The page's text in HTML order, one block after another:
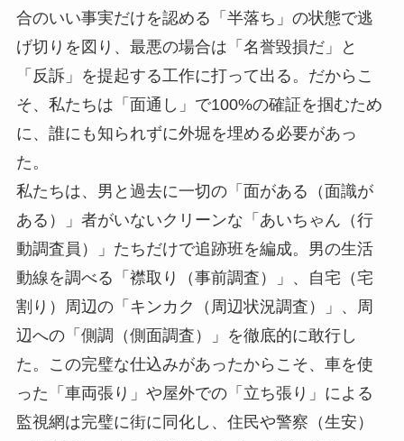
合のいい事実だけを認める「半落ち」の状態で逃
げ切りを図り、最悪の場合は「名誉毀損だ」と
「反訴」を提起する工作に打って出る。だからこ
そ、私たちは「面通し」で100%の確証を掴むため
に、誰にも知られずに外堀を埋める必要があっ
た。
私たちは、男と過去に一切の「面がある（面識が
ある）」者がいないクリーンな「あいちゃん（行
動調査員）」たちだけで追跡班を編成。男の生活
動線を調べる「襟取り（事前調査）」、自宅（宅
割り）周辺の「キンカク（周辺状況調査）」、周
辺への「側調（側面調査）」を徹底的に敢行し
た。この完璧な仕込みがあったからこそ、車を使
った「車両張り」や屋外での「立ち張り」による
監視網は完璧に街に同化し、住民や警察（生安）